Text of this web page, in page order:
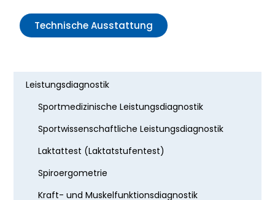
Technische Ausstattung
Leistungsdiagnostik
Sportmedizinische Leistungsdiagnostik
Sportwissenschaftliche Leistungsdiagnostik
Laktattest (Laktatstufentest)
Spiroergometrie
Kraft- und Muskelfunktionsdiagnostik